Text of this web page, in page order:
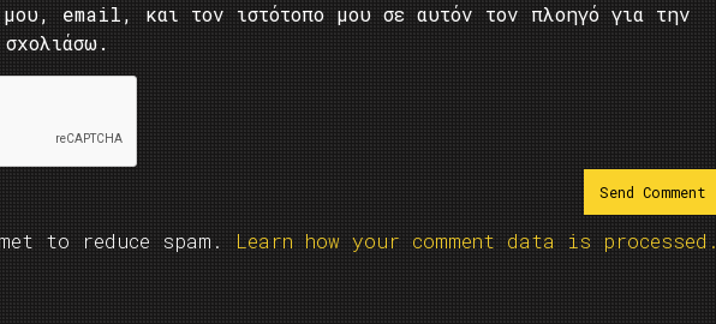
μου, email, και τον ιστότοπο μου σε αυτόν τον πλοηγό για την
to reduce spam. Learn how your comment data is processed.